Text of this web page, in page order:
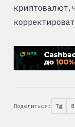
криптовалют,
Поделиться: Tg